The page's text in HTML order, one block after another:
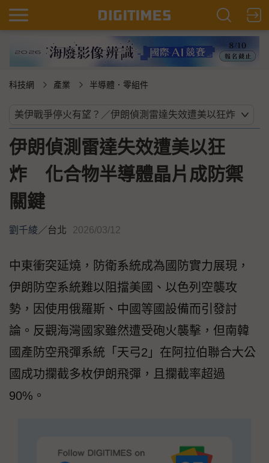
科技網 產業 半導體．零組件
伊朗偵測雷達失效遭美以狂
炸 化合物半導體晶片成防禦
關鍵
劉千綾／台北 2026/03/12
中東衝突延燒，防衛系統成為國防實力展現，
伊朗防空系統難以阻擋美國、以色列空襲攻
勢，因使用俄羅斯、中國等國設備而引發討
論。反觀海灣國家雖然遭受砲火襲擊，但南韓
國產防空飛彈系統「天弓2」在阿拉伯聯合大公
國成功攔截多枚伊朗飛彈，且攔截率超過
90%。